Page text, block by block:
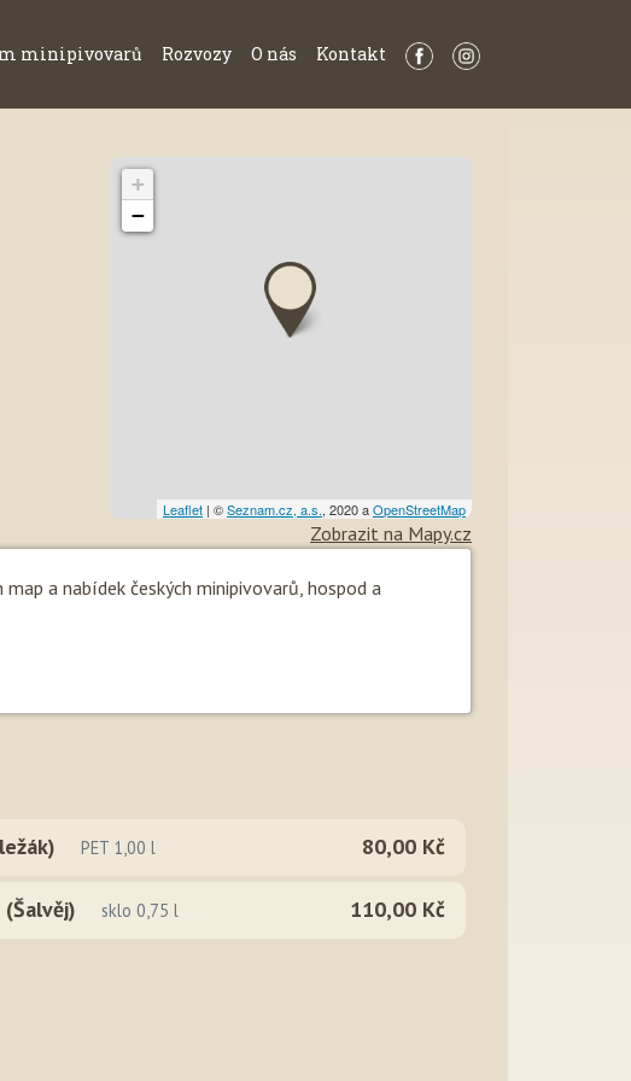
minipivovarů Rozvozy O nás Kontakt
+
−
Leaflet | ©Seznam.cz, a.s., 2020 aOpenStreetMap
Zobrazit na Mapy.cz
a nabídek českých minipivovarů, hospod a
PET 1,00 l 80,00 Kč
sklo 0,75 l 110,00 Kč